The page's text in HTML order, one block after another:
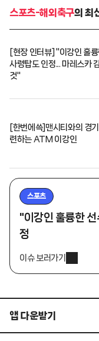
스포츠-해외축구의 최
[현장 인터뷰] "이강인 훌
사령탑도 인정... 마레스카
것"
[한번에쓱]맨시티와의 경
련하는 ATM 이강인
스포츠
"이강인 훌륭한
정
이슈 보러가기
앱 다운받기